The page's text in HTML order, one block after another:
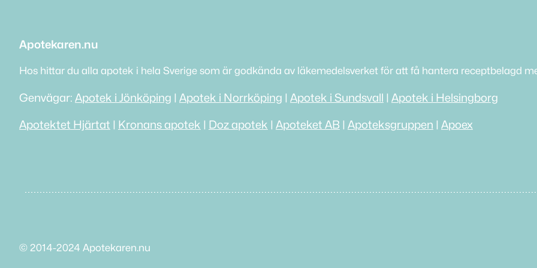
Apotekaren.nu
Hos hittar du alla apotek i hela Sverige som är godkända av läkemedelsverket för att få hantera receptbelagd
Genvägar: Apotek i Jönköping | Apotek i Norrköping | Apotek i Sundsvall | Apotek i Helsingborg
Apotektet Hjärtat | Kronans apotek | Doz apotek | Apoteket AB | Apoteksgruppen | Apoex
© 2014-2024 Apotekaren.nu